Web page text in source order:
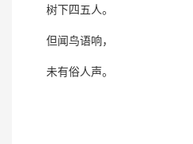
树下四五人。
但闻鸟语响，
未有俗人声。